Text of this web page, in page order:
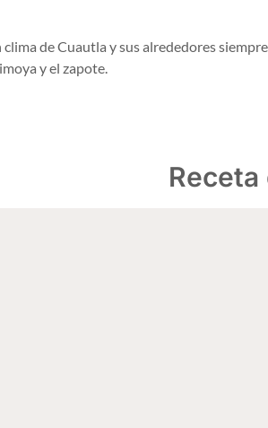
de Cuautla y sus alrededores
y el zapote.